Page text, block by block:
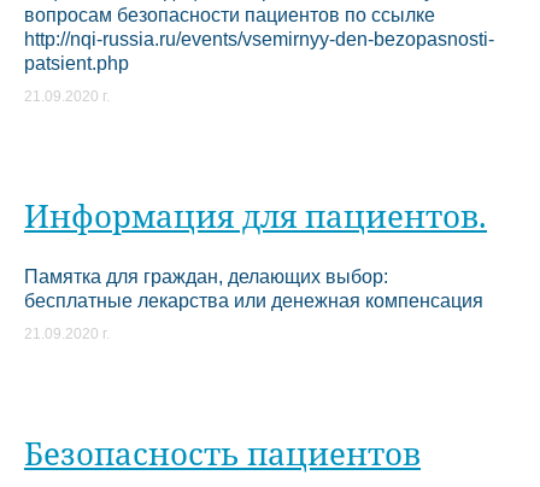
вопросам безопасности пациентов по ссылке
http://nqi-russia.ru/events/vsemirnyy-den-bezopasnosti-
patsient.php
21.09.2020 г.
Информация для пациентов.
Памятка для граждан, делающих выбор:
бесплатные лекарства или денежная компенсация
21.09.2020 г.
Безопасность пациентов